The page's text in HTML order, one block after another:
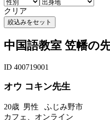
クリア
中国語教室 笠幡の
ID 400719001
オウ コキン先生
20歳 男性 ふじみ野市
カフェ、オンライン